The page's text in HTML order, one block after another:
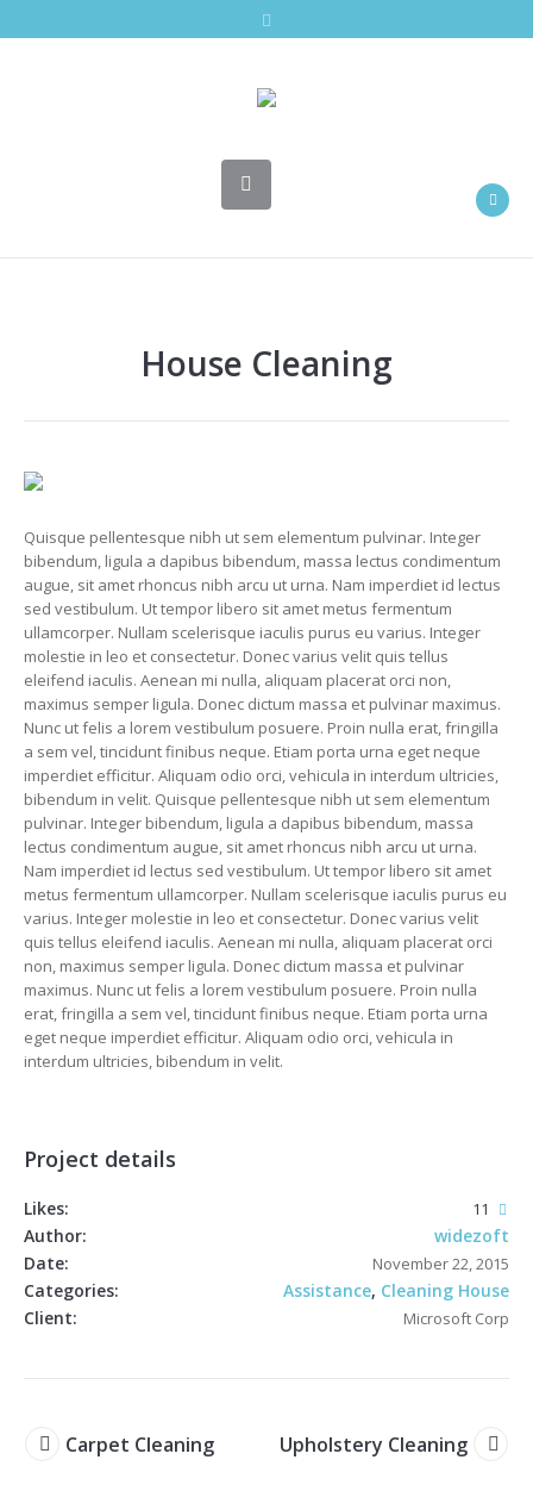
House Cleaning
Quisque pellentesque nibh ut sem elementum pulvinar. Integer
bibendum, ligula a dapibus bibendum, massa lectus condimentum
augue, sit amet rhoncus nibh arcu ut urna. Nam imperdiet id lectus
sed vestibulum. Ut tempor libero sit amet metus fermentum
ullamcorper. Nullam scelerisque iaculis purus eu varius. Integer
molestie in leo et consectetur. Donec varius velit quis tellus
eleifend iaculis. Aenean mi nulla, aliquam placerat orci non,
maximus semper ligula. Donec dictum massa et pulvinar maximus.
Nunc ut felis a lorem vestibulum posuere. Proin nulla erat, fringilla
a sem vel, tincidunt finibus neque. Etiam porta urna eget neque
imperdiet efficitur. Aliquam odio orci, vehicula in interdum ultricies,
bibendum in velit. Quisque pellentesque nibh ut sem elementum
pulvinar. Integer bibendum, ligula a dapibus bibendum, massa
lectus condimentum augue, sit amet rhoncus nibh arcu ut urna.
Nam imperdiet id lectus sed vestibulum. Ut tempor libero sit amet
metus fermentum ullamcorper. Nullam scelerisque iaculis purus eu
varius. Integer molestie in leo et consectetur. Donec varius velit
quis tellus eleifend iaculis. Aenean mi nulla, aliquam placerat orci
non, maximus semper ligula. Donec dictum massa et pulvinar
maximus. Nunc ut felis a lorem vestibulum posuere. Proin nulla
erat, fringilla a sem vel, tincidunt finibus neque. Etiam porta urna
eget neque imperdiet efficitur. Aliquam odio orci, vehicula in
interdum ultricies, bibendum in velit.
Project details
Likes: 11
Author:
widezoft
Date:
November 22, 2015
Categories: Assistance, Cleaning House
Client:
Microsoft Corp
Carpet Cleaning Upholstery Cleaning